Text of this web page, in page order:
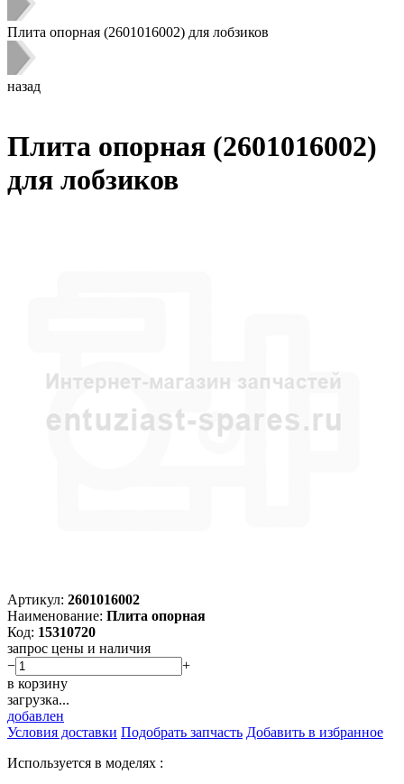
Плита опорная (2601016002) для лобзиков
назад
Плита опорная (2601016002)
для лобзиков
Артикул: 2601016002
Наименование: Плита опорная
Код: 15310720
запрос цены и наличия
−
+
в корзину
загрузка...
добавлен
Условия доставки Подобрать запчасть Добавить в избранное
Используется в моделях :